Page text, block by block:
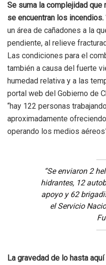
Se suma la complejidad que
se encuentran los incendios.
un área de cañadones a la
pendiente, al relieve
Las condiciones para el
también a causa del fuerte
humedad relativa y a las
portal web del Gobierno de
“hay 122 personas
aproximadamente
operando los medios
“Se enviaron 2
hidrantes, 12
apoyo y 62
el Servicio
La gravedad de lo hasta